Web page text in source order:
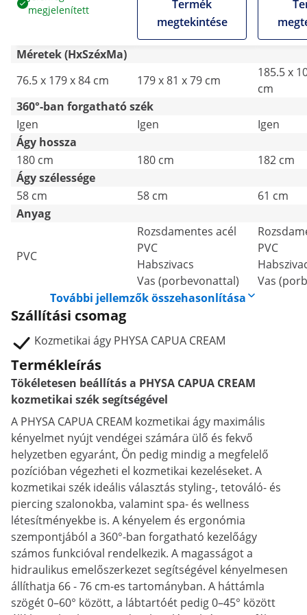
megjelenített
Termék
megtekintése
Méretek (HxSzéxMa)
76.5 x 179 x 84 cm
179 x 81 x 79 cm
185.5 x
cm
360°-ban forgatható szék
Igen
Igen
Igen
Ágy hossza
180 cm
180 cm
182 cm
Ágy szélessége
58 cm
58 cm
61 cm
Anyag
PVC
Rozsdamentes acél
PVC
Habszivacs
Vas (porbevonattal)
PVC
Vas
További jellemzők összehasonlítása
Szállítási csomag
Kozmetikai ágy PHYSA CAPUA CREAM
Termékleírás
Tökéletesen beállítás a PHYSA CAPUA CREAM
kozmetikai szék segítségével
A PHYSA CAPUA CREAM kozmetikai ágy maximális
kényelmet nyújt vendégei számára ülő és fekvő
helyzetben egyaránt, Ön pedig mindig a megfelelő
pozícióban végezheti el kozmetikai kezeléseket. A
kozmetikai szék ideális választás styling-, tetováló- és
piercing szalonokba, valamint spa- és wellness
létesítményekbe is. A kényelem és ergonómia
szempontjából a 360°-ban forgatható kezelőágy
számos funkcióval rendelkezik. A magasságot a
hidraulikus emelőszerkezet segítségével kényelmesen
állíthatja 66 - 76 cm-es tartományban. A háttámla
szögét 0–60° között, a lábtartóét pedig 0–45° között